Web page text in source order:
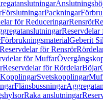
FörslutningarPackningar
för ReduceringarRensrör
Reservdelar
FörbrukningsmaterialGeberit
Reservdelar för Rensrör
för Muffar
Reservdelar för RördelarBöjar
Svetskopplingar
Flänsbussningar
Raka anslutningar